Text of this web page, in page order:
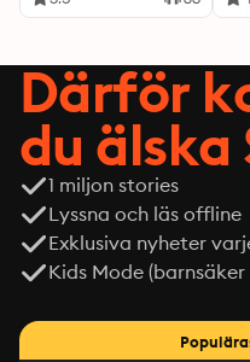
Därför
du
1 miljon stories
Lyssna och läs offline
Exklusiva nyheter
Kids Mode (barnsäker